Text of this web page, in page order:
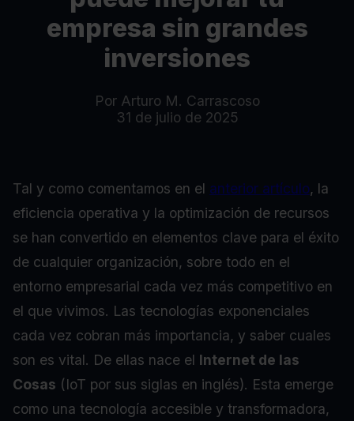
empresa sin grandes
inversiones
Por Arturo M. Carrascoso
31 de julio de 2025
Tal y como comentamos en el anterior artículo, la
eficiencia operativa y la optimización de recursos
se han convertido en elementos clave para el éxito
de cualquier organización, sobre todo en el
entorno empresarial cada vez más competitivo en
el que vivimos. Las tecnologías exponenciales
cada vez cobran más importancia, y saber cuales
son es vital. De ellas nace el Internet de las
Cosas (IoT por sus siglas en inglés). Esta emerge
como una tecnología accesible y transformadora,